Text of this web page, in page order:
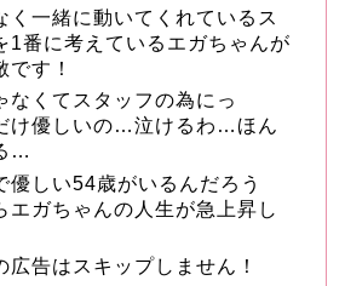
く一緒に動いてくれているス
1番に考えているエガちゃんが
です！
なくてスタッフの為にっ
優しいの…泣けるわ…ほん
…
優しい54歳がいるんだろう
ガちゃんの人生が急上昇し
広告はスキップしません！